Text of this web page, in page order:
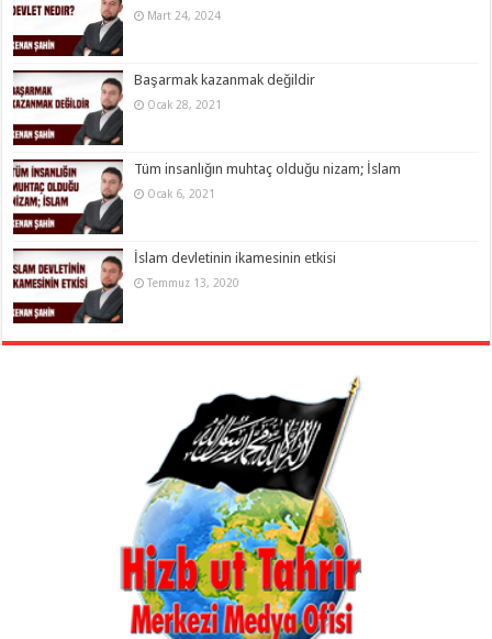
Mart 24, 2024
Başarmak kazanmak değildir
Ocak 28, 2021
Tüm insanlığın muhtaç olduğu nizam; İslam
Ocak 6, 2021
İslam devletinin ikamesinin etkisi
Temmuz 13, 2020